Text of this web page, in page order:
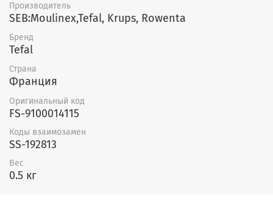
Производитель
SEB:Moulinex,Tefal, Krups, Rowenta
Бренд
Tefal
Страна
Франция
Оригинальный код
FS-9100014115
Коды взаимозамен
SS-192813
Вес
0.5 кг